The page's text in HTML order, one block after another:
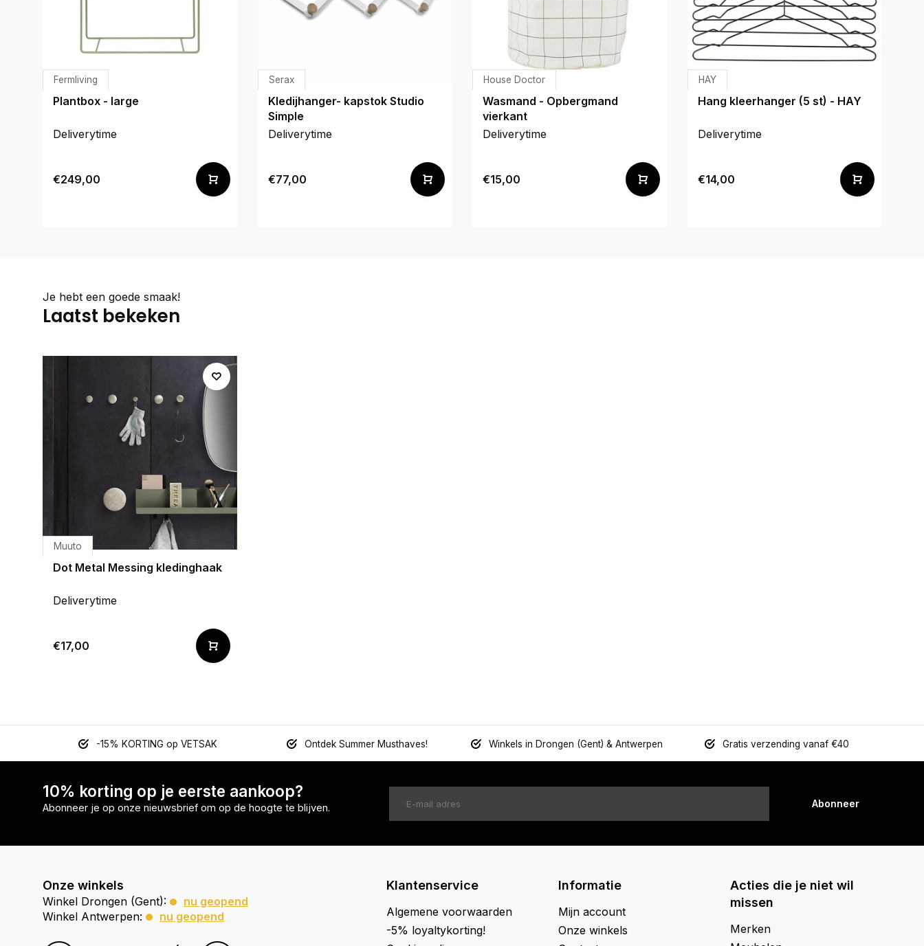
Fermliving
Plantbox - large
Deliverytime
€249,00
Serax
Kledijhanger- kapstok Studio
Simple
Deliverytime
€77,00
House Doctor
Wasmand - Opbergmand
vierkant
Deliverytime
€15,00
HAY
Hang kleerhanger (5 st) - HAY
Deliverytime
€14,00
Je hebt een goede smaak!
Laatst bekeken
Muuto
Dot Metal Messing kledinghaak
Deliverytime
€17,00
-15% KORTING op VETSAK Ontdek Summer Musthaves! Winkels in Drongen (Gent) & Antwerpen Gratis verzending vanaf €40
10% korting op je eerste aankoop?
Abonneer je op onze nieuwsbrief om op de hoogte te blijven. Abonneer
Onze winkels
Winkel Drongen (Gent):
nu geopend
Winkel Antwerpen:
nu geopend
Klantenservice
Algemene voorwaarden
-5% loyaltykorting!
Informatie
Mijn account
Onze winkels
Acties die je niet wil
missen
Merken